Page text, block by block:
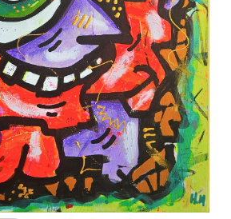
KUNSTNERS DAGBOK